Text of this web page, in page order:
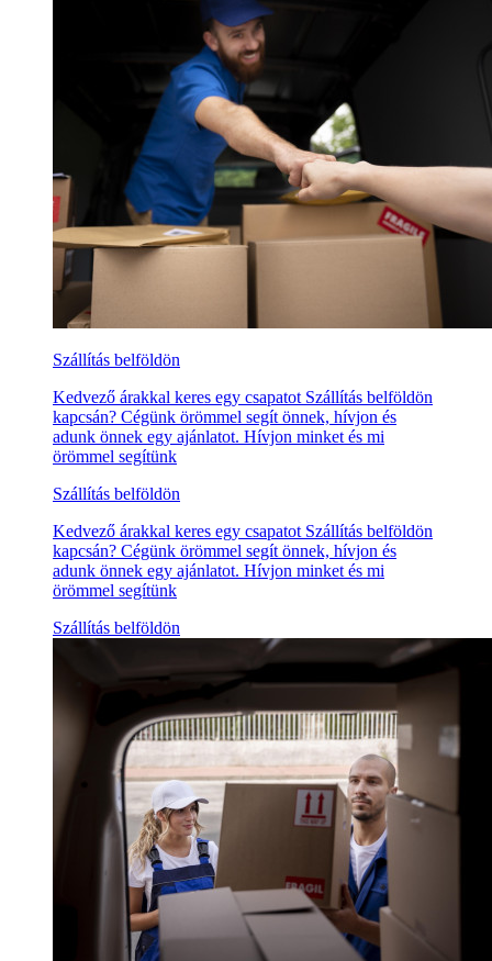
Szállítás belföldön
Kedvező árakkal keres egy csapatot Szállítás belföldön
kapcsán? Cégünk örömmel segít önnek, hívjon és
adunk önnek egy ajánlatot. Hívjon minket és mi
örömmel segítünk
Szállítás belföldön
Kedvező árakkal keres egy csapatot Szállítás belföldön
kapcsán? Cégünk örömmel segít önnek, hívjon és
adunk önnek egy ajánlatot. Hívjon minket és mi
örömmel segítünk
Szállítás belföldön